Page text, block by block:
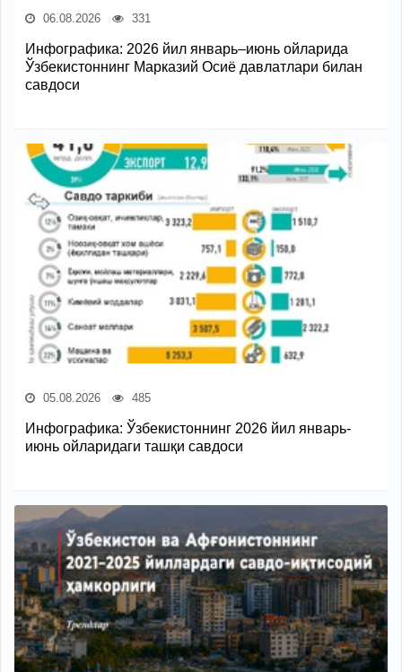
06.08.2026 331
Инфографика: 2026 йил январь–июнь ойларида
Ўзбекистоннинг Марказий Осиё давлатлари билан
савдоси
05.08.2026 485
Инфографика: Ўзбекистоннинг 2026 йил январь-
июнь ойларидаги ташқи савдоси